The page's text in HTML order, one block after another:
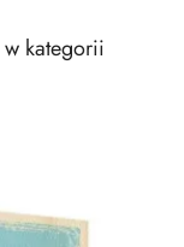
kategorii